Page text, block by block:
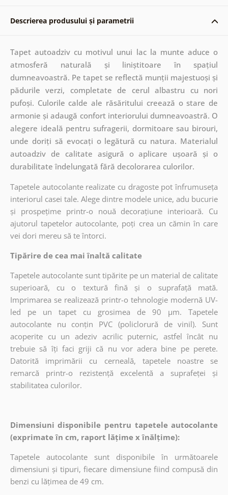
Descrierea produsului și parametrii
Tapet autoadziv cu motivul unui lac la munte aduce o
atmosferă naturală și liniștitoare în spațiul
dumneavoastră. Pe tapet se reflectă munții majestuoși și
pădurile verzi, completate de cerul albastru cu nori
pufoși. Culorile calde ale răsăritului creează o stare de
armonie și adaugă confort interiorului dumneavoastră. O
alegere ideală pentru sufragerii, dormitoare sau birouri,
unde doriți să evocați o legătură cu natura. Materialul
autoadziv de calitate asigură o aplicare ușoară și o
durabilitate îndelungată fără decolorarea culorilor.
Tapetele autocolante realizate cu dragoste pot înfrumuseța
interiorul casei tale. Alege dintre modele unice, adu bucurie
și prospețime printr-o nouă decorațiune interioară. Cu
ajutorul tapetelor autocolante, poți crea un cămin în care
vei dori mereu să te întorci.
Tipărire de cea mai înaltă calitate
Tapetele autocolante sunt tipărite pe un material de calitate
superioară, cu o textură fină și o suprafață mată.
Imprimarea se realizează printr-o tehnologie modernă UV-
led pe un tapet cu grosimea de 90 µm. Tapetele
autocolante nu conțin PVC (policlorură de vinil). Sunt
acoperite cu un adeziv acrilic puternic, astfel încât nu
trebuie să îți faci griji că nu vor adera bine pe perete.
Datorită imprimării cu cerneală, tapetele noastre se
remarcă printr-o rezistență excelentă a suprafeței și
stabilitatea culorilor.
Dimensiuni disponibile pentru tapetele autocolante
(exprimate în cm, raport lățime x înălțime):
Tapetele autocolante sunt disponibile în următoarele
dimensiuni și tipuri, fiecare dimensiune fiind compusă din
benzi cu lățimea de 49 cm.